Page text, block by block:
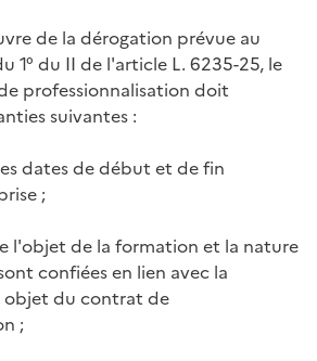
de la dérogation prévue au
1° du II de l'article L. 6235-25, le
professionnalisation doit
suivantes :
dates de début et de fin
;
l'objet de la formation et la nature
confiées en lien avec la
du contrat de
;